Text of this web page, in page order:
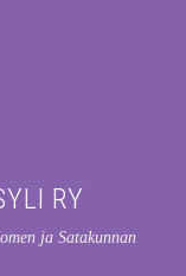
RY
ja Satakunnan